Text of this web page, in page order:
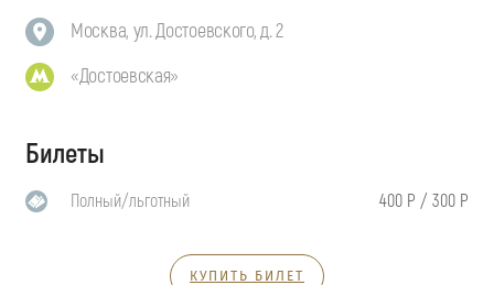
Москва, ул. Достоевского, д. 2
«Достоевская»
Билеты
Полный/льготный 400 Р / 300 Р
КУПИТЬ БИЛЕТ